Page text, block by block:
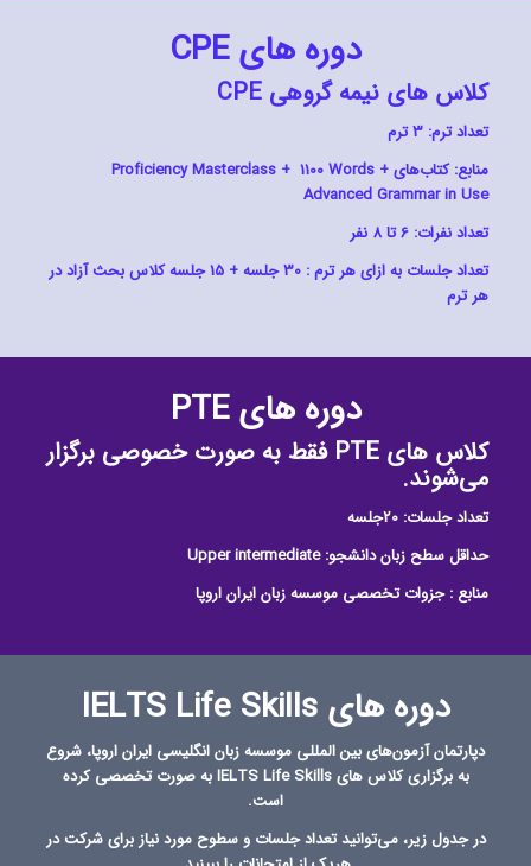
دوره‌ های CPE
کلاس‌ های نیمه گروهی CPE
تعداد ترم: 3 ترم
منابع: کتاب‌های Proficiency Masterclass + 1100 Words +
Advanced Grammar in Use
تعداد نفرات: 6 تا 8 نفر
تعداد جلسات به ازای هر ترم : 30 جلسه + 15 جلسه کلاس بحث آزاد در
هر ترم
دوره‌ های PTE
کلاس‌ های PTE فقط به صورت خصوصی برگزار
می‌شوند.
تعداد جلسات: 20جلسه
حداقل سطح زبان دانشجو: Upper intermediate
منابع : جزوات تخصصی موسسه زبان ایران اروپا
دوره‌ های IELTS Life Skills
دپارتمان آزمون‌های بین‌ المللی موسسه زبان انگلیسی ایران اروپا، شروع
به برگزاری کلاس های IELTS Life Skills به صورت تخصصی کرده
است.
در جدول زیر، می‌توانید تعداد جلسات و سطوح مورد نیاز برای شرکت در